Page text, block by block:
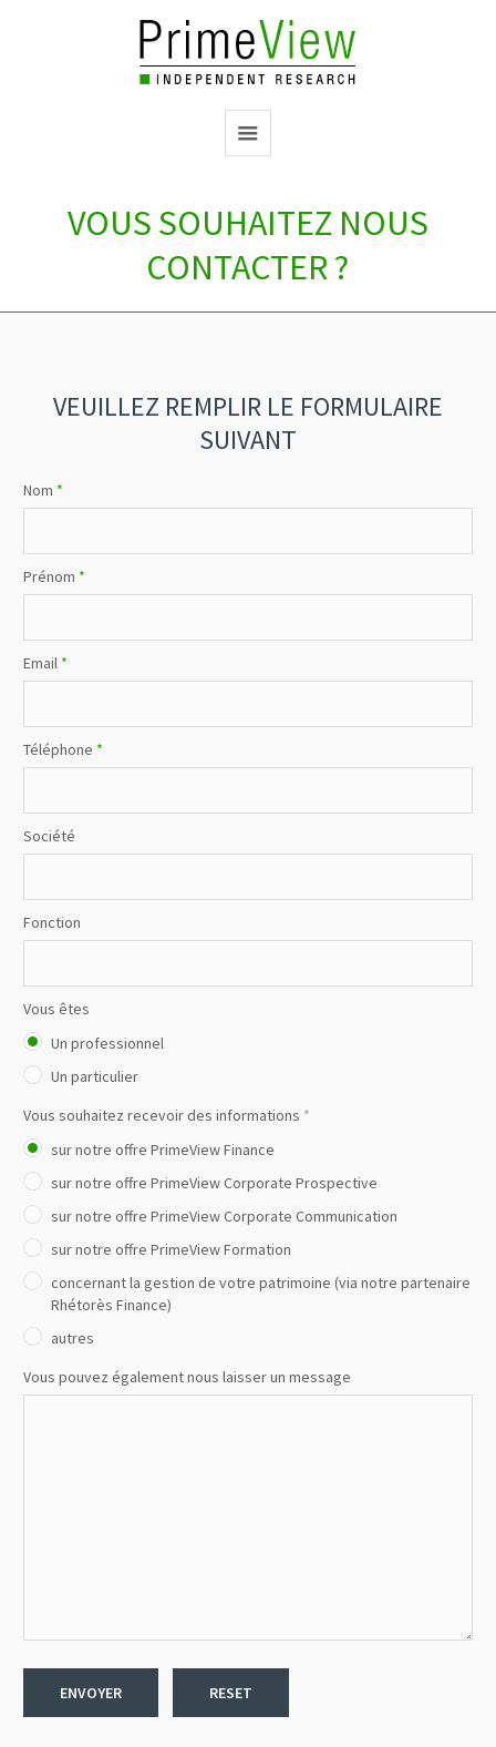
VOUS SOUHAITEZ NOUS
CONTACTER ?
VEUILLEZ REMPLIR LE FORMULAIRE
SUIVANT
Nom *
Prénom *
Email *
Téléphone *
Société
Fonction
Vous êtes
Un professionnel
Un particulier
Vous souhaitez recevoir des informations *
sur notre offre PrimeView Finance
sur notre offre PrimeView Corporate Prospective
sur notre offre PrimeView Corporate Communication
sur notre offre PrimeView Formation
concernant la gestion de votre patrimoine (via notre partenaire
Rhétorès Finance)
autres
Vous pouvez également nous laisser un message
ENVOYER RESET